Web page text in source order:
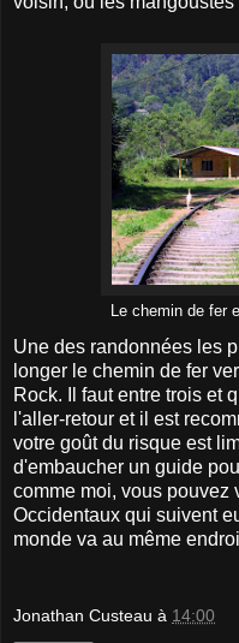
Le chemin de fer
Une des randonnées les
longer le chemin de fer
Rock. Il faut entre trois et
l'aller-retour et il est
votre goût du risque est
d'embaucher un guide
comme moi, vous pouvez
Occidentaux qui suivent
monde va au même
Jonathan Custeau à 14:00